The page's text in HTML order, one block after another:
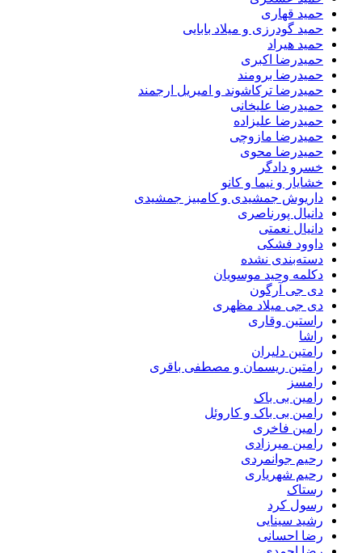
حمید قهاری
حمید گودرزی و میلاد بابایی
حمید هیراد
حمیدرضا اکبری
حمیدرضا برومند
حمیدرضا ترکاشوند و امیریل ارجمند
حمیدرضا علیخانی
حمیدرضا علیزاده
حمیدرضا مازوچی
حمیدرضا محوی
خسرو دادگر
خشایار و نیما و کانو
داریوش جمشیدی و کامبیز جمشیدی
دانیال پورناصری
دانیال نعمتی
داوود فشکی
دسته‌بندی نشده
دکلمه وحید موسویان
دی جی آرگون
دی جی میلاد مظهری
راستین وقاری
راشا
رامتین دلیران
رامتین ریسمان و مصطفی باقری
رامسز
رامین بی باک
رامین بی باک و کاروئل
رامین فاخری
رامین میرزادی
رحیم جوانمردی
رحیم شهریاری
رستاک
رسول کرد
رشید سینایی
رضا احسانی